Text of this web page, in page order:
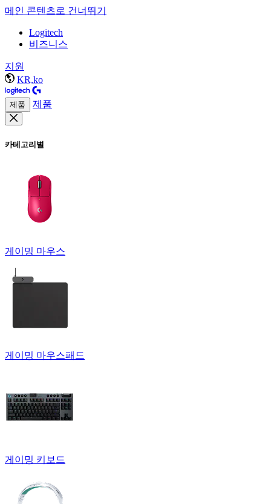
메인 콘텐츠로 건너뛰기
Logitech
비즈니스
지원
KR,ko
제품 제품
카테고리별
게이밍 마우스
게이밍 마우스패드
게이밍 키보드